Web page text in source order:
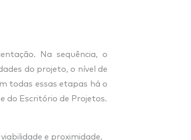
Na sequência, o
do projeto, o nível de
todas essas etapas há o
do Escritório de Projetos.
e proximidade,